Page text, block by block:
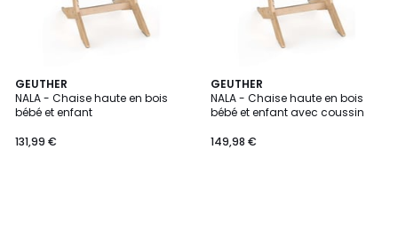
GEUTHER
NALA - Chaise haute en bois
bébé et enfant
131,99 €
GEUTHER
NALA - Chaise haute en bois
bébé et enfant avec coussin
149,98 €